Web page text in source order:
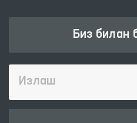
Биз билан